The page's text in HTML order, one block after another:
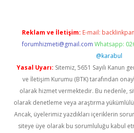
Reklam ve İletişim: E-mail:
forumhizmeti@gmail.com Whatsapp:
@karabul
Yasal Uyarı: Sitemiz, 5651 Sayılı Kanun
ve İletişim Kurumu (BTK) tarafından
olarak hizmet vermektedir. Bu nedenle,
olarak denetleme veya araştırma
Ancak, üyelerimiz yazdıkları içeriklerin
siteye üye olarak bu sorumluluğu kabul